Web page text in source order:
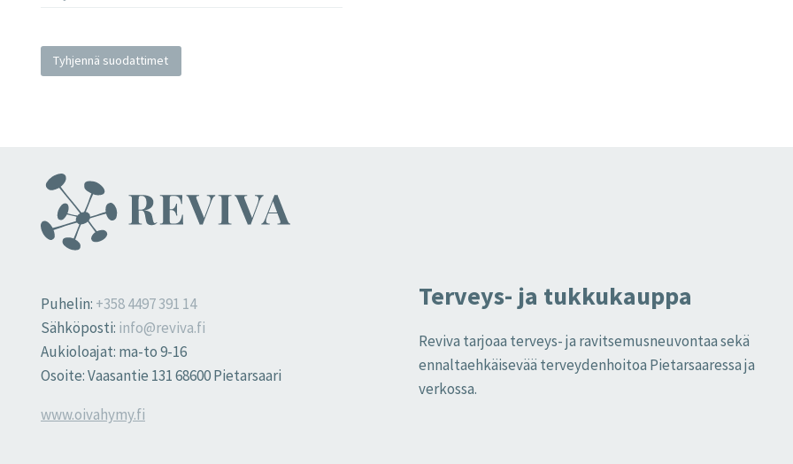
Tyhjennä suodattimet
Puhelin: +358 4497 391 14
Sähköposti: info@reviva.fi
Aukioloajat: ma-to 9-16
Osoite: Vaasantie 131 68600 Pietarsaari
www.oivahymy.fi
Terveys- ja tukkukauppa
Reviva tarjoaa terveys- ja ravitsemusneuvontaa sekä
ennaltaehkäisevää terveydenhoitoa Pietarsaaressa ja
verkossa.